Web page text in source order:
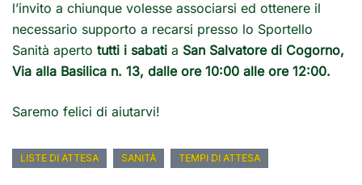
l’invito a chiunque volesse associarsi ed ottenere il
necessario supporto a recarsi presso lo Sportello
Sanità aperto tutti i sabati a San Salvatore di Cogorno,
Via alla Basilica n. 13, dalle ore 10:00 alle ore 12:00.
Saremo felici di aiutarvi!
LISTE DI ATTESA SANITÀ TEMPI DI ATTESA